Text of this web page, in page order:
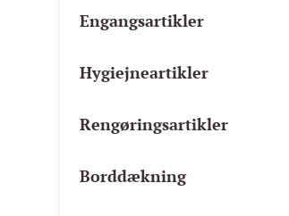
Engangsartikler
Hygiejneartikler
Rengøringsartikler
Borddækning